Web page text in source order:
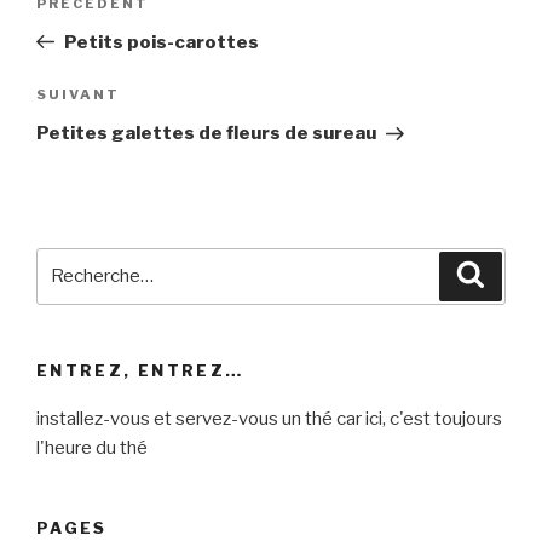
l’article
Article
précédent
Petits pois-carottes
Article
suivant
SUIVANT
Petites galettes de fleurs de sureau
ENTREZ, ENTREZ…
installez-vous et servez-vous un thé car ici, c'est toujours
l'heure du thé
PAGES